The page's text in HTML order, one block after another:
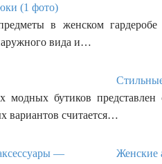
(1 фото)
в женском
вида и…
модных бутиков
вариантов считается…
Женские